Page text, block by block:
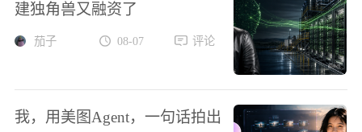
建独角兽又融资了
茄子 08-07 评论
我，用美图Agent，一句话拍出